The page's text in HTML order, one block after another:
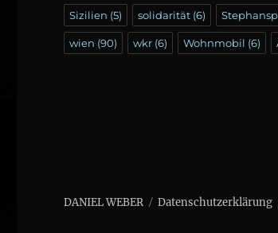
Sizilien (5) solidarität (6)
wien (90) wkr (6) Wohnmobil (6)
DANIEL WEBER Datenschutzerklärung